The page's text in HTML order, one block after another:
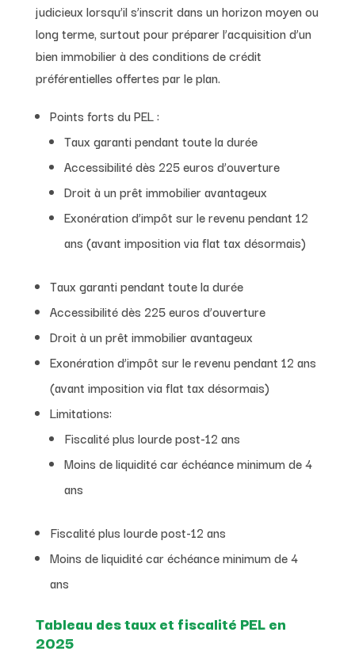
judicieux lorsqu’il s’inscrit dans un horizon moyen ou
long terme, surtout pour préparer l’acquisition d’un
bien immobilier à des conditions de crédit
préférentielles offertes par le plan.
Points forts du PEL :
Taux garanti pendant toute la durée
Accessibilité dès 225 euros d’ouverture
Droit à un prêt immobilier avantageux
Exonération d’impôt sur le revenu pendant 12
ans (avant imposition via flat tax désormais)
Taux garanti pendant toute la durée
Accessibilité dès 225 euros d’ouverture
Droit à un prêt immobilier avantageux
Exonération d’impôt sur le revenu pendant 12 ans
(avant imposition via flat tax désormais)
Limitations:
Fiscalité plus lourde post-12 ans
Moins de liquidité car échéance minimum de 4
ans
Fiscalité plus lourde post-12 ans
Moins de liquidité car échéance minimum de 4
ans
Tableau des taux et fiscalité PEL en
2025